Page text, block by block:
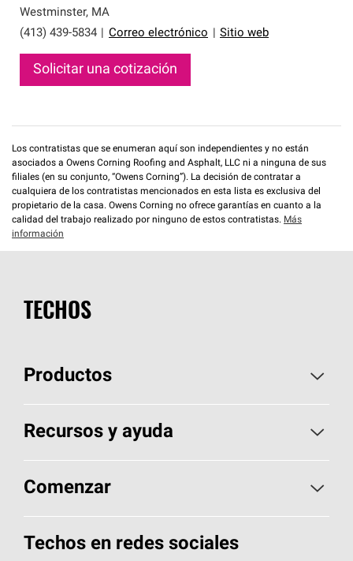
Westminster, MA
(413) 439-5834
Correo electrónico Sitio web
Solicitar una cotización
Los contratistas que se enumeran aquí son independientes y no están
asociados a Owens Corning Roofing and Asphalt, LLC ni a ninguna de sus
filiales (en su conjunto, “Owens Corning”). La decisión de contratar a
cualquiera de los contratistas mencionados en esta lista es exclusiva del
propietario de la casa. Owens Corning no ofrece garantías en cuanto a la
calidad del trabajo realizado por ninguno de estos contratistas. Más
información
TECHOS
Productos
Elija sus tejas
Encuentre un contratista
Componentes para techos
Recursos y ayuda
Aspectos básicos sobre techos
Herramientas de diseño y color
Comenzar
Llame al 1-800-GET-PINK®
Techos en redes sociales